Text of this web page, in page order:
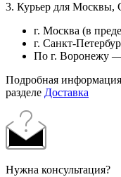
3. Курьер для Москвы,
г. Москва (в
г. Санкт-
По г. Воронежу —
Подробная
разделе Доставка
Нужна консультация?